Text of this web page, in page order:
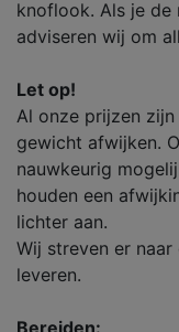
knoflook. Als je de
adviseren wij om
Let op!
Al onze prijzen
gewicht afwijken.
nauwkeurig
houden een
lichter aan.
Wij streven er
leveren.
Bereiden: